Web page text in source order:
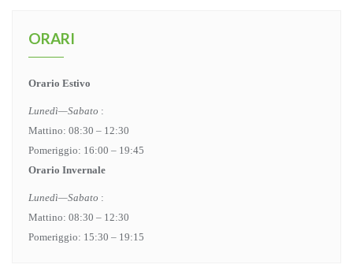
ORARI
Orario Estivo
Lunedì—Sabato :
Mattino: 08:30 – 12:30
Pomeriggio: 16:00 – 19:45
Orario Invernale
Lunedì—Sabato :
Mattino: 08:30 – 12:30
Pomeriggio: 15:30 – 19:15